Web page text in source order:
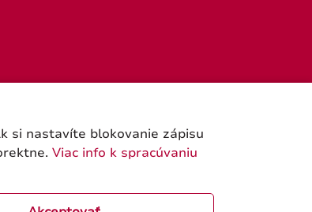
si nastavíte blokovanie zápisu
Viac info k spracúvaniu